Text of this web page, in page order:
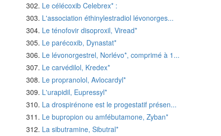
Le célécoxib Celebrex* :
L'association éthinylestradiol lévonorges...
Le ténofovir disoproxil, Viread*
Le parécoxib, Dynastat*
Le lévonorgestrel, Norlévo*, comprimé à 1...
Le carvédilol, Kredex*
Le propranolol, Avlocardyl*
L'urapidil, Eupressyl*
La drospirénone est le progestatif présen...
Le bupropion ou amfébutamone, Zyban*
La sibutramine, Sibutral*